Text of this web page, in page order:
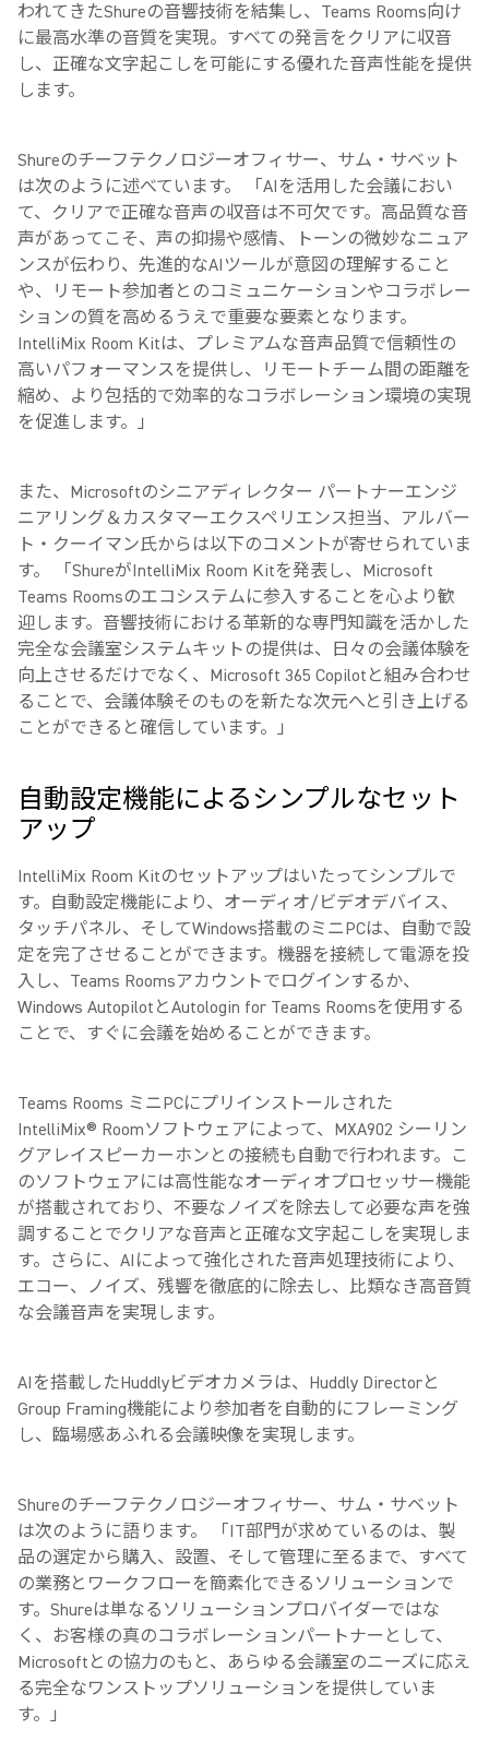
われてきたShureの音響技術を結集し、Teams Rooms向け
に最高水準の音質を実現。すべての発言をクリアに収音
し、正確な文字起こしを可能にする優れた音声性能を提供
します。
Shureのチーフテクノロジーオフィサー、サム・サベット
は次のように述べています。 「AIを活用した会議におい
て、クリアで正確な音声の収音は不可欠です。高品質な音
声があってこそ、声の抑揚や感情、トーンの微妙なニュア
ンスが伝わり、先進的なAIツールが意図の理解すること
や、リモート参加者とのコミュニケーションやコラボレー
ションの質を高めるうえで重要な要素となります。
IntelliMix Room Kitは、プレミアムな音声品質で信頼性の
高いパフォーマンスを提供し、リモートチーム間の距離を
縮め、より包括的で効率的なコラボレーション環境の実現
を促進します。」
また、Microsoftのシニアディレクター パートナーエンジ
ニアリング＆カスタマーエクスペリエンス担当、アルバー
ト・クーイマン氏からは以下のコメントが寄せられていま
す。 「ShureがIntelliMix Room Kitを発表し、Microsoft
Teams Roomsのエコシステムに参入することを心より歓
迎します。音響技術における革新的な専門知識を活かした
完全な会議室システムキットの提供は、日々の会議体験を
向上させるだけでなく、Microsoft 365 Copilotと組み合わせ
ることで、会議体験そのものを新たな次元へと引き上げる
ことができると確信しています。」
自動設定機能によるシンプルなセット
アップ
IntelliMix Room Kitのセットアップはいたってシンプルで
す。自動設定機能により、オーディオ/ビデオデバイス、
タッチパネル、そしてWindows搭載のミニPCは、自動で設
定を完了させることができます。機器を接続して電源を投
入し、Teams Roomsアカウントでログインするか、
Windows AutopilotとAutologin for Teams Roomsを使用する
ことで、すぐに会議を始めることができます。
Teams Rooms ミニPCにプリインストールされた
IntelliMix® Roomソフトウェアによって、MXA902 シーリン
グアレイスピーカーホンとの接続も自動で行われます。こ
のソフトウェアには高性能なオーディオプロセッサー機能
が搭載されており、不要なノイズを除去して必要な声を強
調することでクリアな音声と正確な文字起こしを実現しま
す。さらに、AIによって強化された音声処理技術により、
エコー、ノイズ、残響を徹底的に除去し、比類なき高音質
な会議音声を実現します。
AIを搭載したHuddlyビデオカメラは、Huddly Directorと
Group Framing機能により参加者を自動的にフレーミング
し、臨場感あふれる会議映像を実現します。
Shureのチーフテクノロジーオフィサー、サム・サベット
は次のように語ります。 「IT部門が求めているのは、製
品の選定から購入、設置、そして管理に至るまで、すべて
の業務とワークフローを簡素化できるソリューションで
す。Shureは単なるソリューションプロバイダーではな
く、お客様の真のコラボレーションパートナーとして、
Microsoftとの協力のもと、あらゆる会議室のニーズに応え
る完全なワンストップソリューションを提供していま
す。」